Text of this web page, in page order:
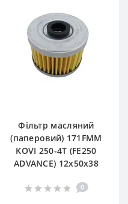
Фільтр масляний
(паперовий) 171FMM
KOVI 250-4T (FE250
ADVANCE) 12х50х38
0